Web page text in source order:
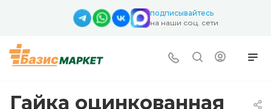
подписывайтесь
на наши соц. сети
Гайка оцинкованная